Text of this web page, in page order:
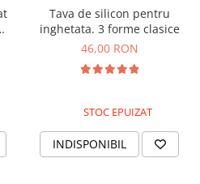
Tava de silicon pentru
inghetata. 3 forme clasice
46,00 RON
STOC EPUIZAT
INDISPONIBIL